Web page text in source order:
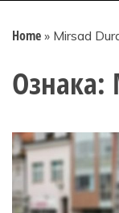
Home » Mirsad
Ознака: